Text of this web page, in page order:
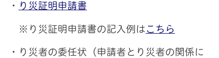
・ り災証明申請書
※り災証明申請書の記入例は こちら
・り災者の委任状（申請者とり災者の関係に